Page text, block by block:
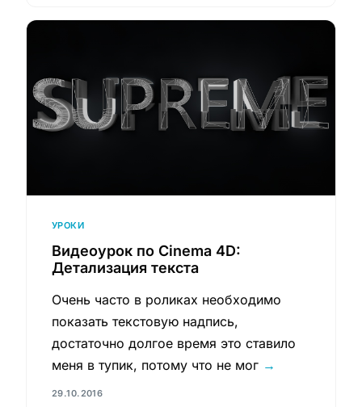
УРОКИ
Видеоурок по Cinema 4D:
Детализация текста
Очень часто в роликах необходимо
показать текстовую надпись,
достаточно долгое время это ставило
меня в тупик, потому что не мог →
29.10.2016